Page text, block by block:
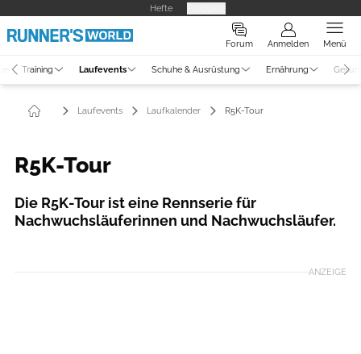
Hefte
Forum Anmelden Menü
Training Laufevents Schuhe & Ausrüstung Ernährung
Laufevents Laufkalender R5K-Tour
R5K-Tour
Die R5K-Tour ist eine Rennserie für
Nachwuchsläuferinnen und Nachwuchsläufer.
ANZEIGE